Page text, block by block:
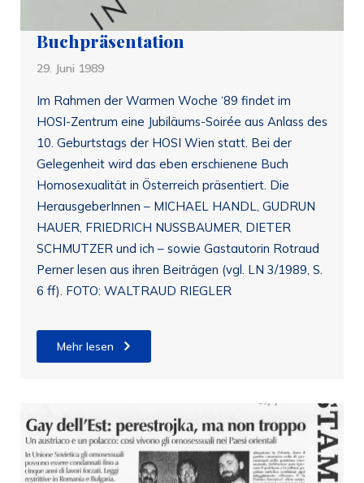
Buchpräsentation
29. Juni 1989
Im Rahmen der Warmen Woche ‘89 findet im
HOSI-Zentrum eine Jubiläums-Soirée aus Anlass des
10. Geburtstags der HOSI Wien statt. Bei der
Gelegenheit wird das eben erschienene Buch
Homosexualität in Österreich präsentiert. Die
HerausgeberInnen – MICHAEL HANDL, GUDRUN
HAUER, FRIEDRICH NUSSBAUMER, DIETER
SCHMUTZER und ich – sowie Gastautorin Rotraud
Perner lesen aus ihren Beiträgen (vgl. LN 3/1989, S.
6 ff). FOTO: WALTRAUD RIEGLER
Mehr lesen